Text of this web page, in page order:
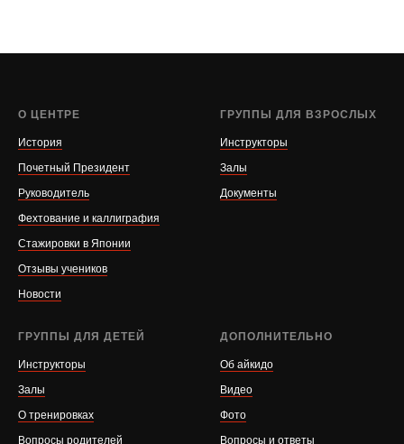
О ЦЕНТРЕ
История
Почетный Президент
Руководитель
Фехтование и каллиграфия
Стажировки в Японии
Отзывы учеников
Новости
ГРУППЫ ДЛЯ ВЗРОСЛЫХ
Инструкторы
Залы
Документы
ГРУППЫ ДЛЯ ДЕТЕЙ
Инструкторы
Залы
О тренировках
Вопросы родителей
ДОПОЛНИТЕЛЬНО
Об айкидо
Видео
Фото
Вопросы и ответы